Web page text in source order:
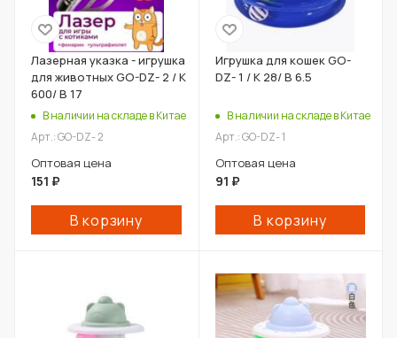
Лазерная указка - игрушка
для животных GO-DZ- 2 / К
600/ В 17
В наличии на складе в Китае
Арт.: GO-DZ- 2
Оптовая цена
151 ₽
В корзину
Игрушка для кошек GO-
DZ- 1 / К 28/ В 6.5
В наличии на складе в Китае
Арт.: GO-DZ- 1
Оптовая цена
91 ₽
В корзину